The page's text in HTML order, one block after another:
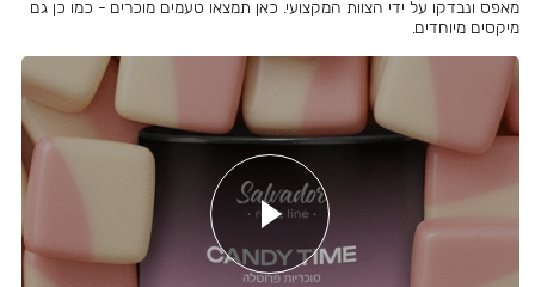
מאפס ונבדקו על ידי הצוות המקצועי. כאן תמצאו טעמים מוכרים - כמו כן גם
מיקסים מיוחדים.